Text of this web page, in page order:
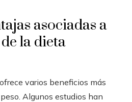
asociadas a
la dieta
varios beneficios más
Algunos estudios han